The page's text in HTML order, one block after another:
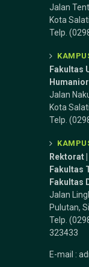
Jalan
Kota
Telp.
Fakultas
Jalan
Kota
Telp.
Rektorat
Fakultas
Fakultas
Jalan
Pulutan,
Telp.
323433
E-mail :